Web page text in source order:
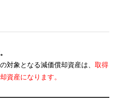
対象となる減価償却資産は、 取得
資産になります。